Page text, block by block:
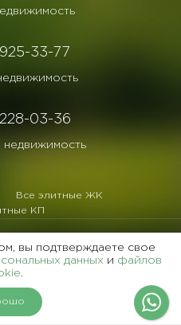
33-77
03-36
недвижимость
Все элитные ЖК
КП
Двор».
защищены
этого сайта возможно только с
вы подтверждаете свое
данных и файлов
.